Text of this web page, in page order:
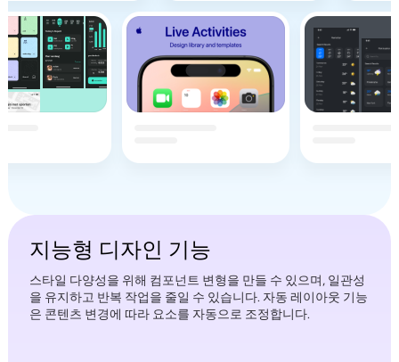
지능형 디자인 기능
스타일 다양성을 위해 컴포넌트 변형을 만들 수 있으며, 일관성
을 유지하고 반복 작업을 줄일 수 있습니다. 자동 레이아웃 기능
은 콘텐츠 변경에 따라 요소를 자동으로 조정합니다.